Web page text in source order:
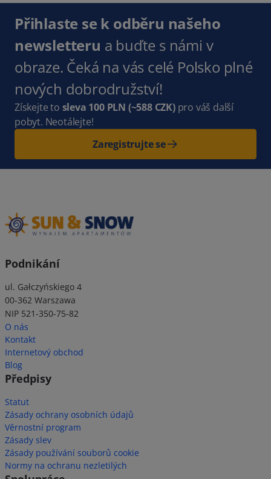
Přihlaste se k odběru našeho
newsletteru a buďte s námi v
obraze. Čeká na vás celé Polsko plné
nových dobrodružství!
Získejte to sleva 100 PLN (~588 CZK) pro váš další
pobyt. Neotálejte!
Zaregistrujte se
Podnikání
ul. Gałczyńskiego 4
00-362 Warszawa
NIP 521-350-75-82
O nás
Kontakt
Internetový obchod
Blog
Předpisy
Statut
Zásady ochrany osobních údajů
Věrnostní program
Zásady slev
Zásady používání souborů cookie
Normy na ochranu nezletilých